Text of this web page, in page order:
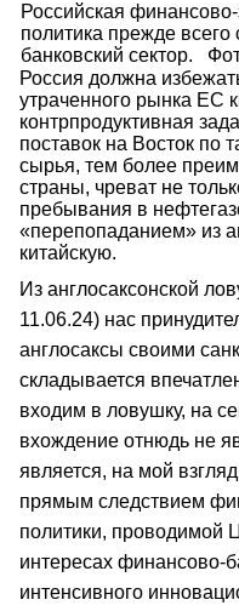
Российская
политика прежде всего
банковский сектор.
Россия должна
утраченного рынка ЕС
контрпродуктивная
поставок на Восток по
сырья, тем более
страны, чреват не
пребывания в
«перепопаданием» из
китайскую.
Из англосаксонской
11.06.24) нас
англосаксы своими
складывается
входим в ловушку, на
вхождение отнюдь не
является, на мой
прямым следствием
политики,
интересах финансово-
интенсивного